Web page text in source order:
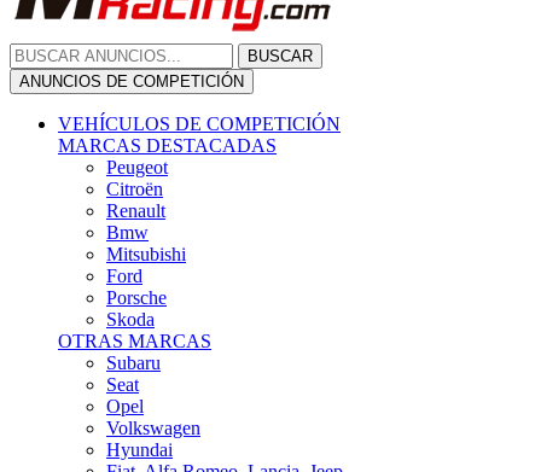
BUSCAR
ANUNCIOS DE COMPETICIÓN
VEHÍCULOS DE COMPETICIÓN
MARCAS DESTACADAS
Peugeot
Citroën
Renault
Bmw
Mitsubishi
Ford
Porsche
Skoda
OTRAS MARCAS
Subaru
Seat
Opel
Volkswagen
Hyundai
Fiat, Alfa Romeo, Lancia, Jeep
Toyota